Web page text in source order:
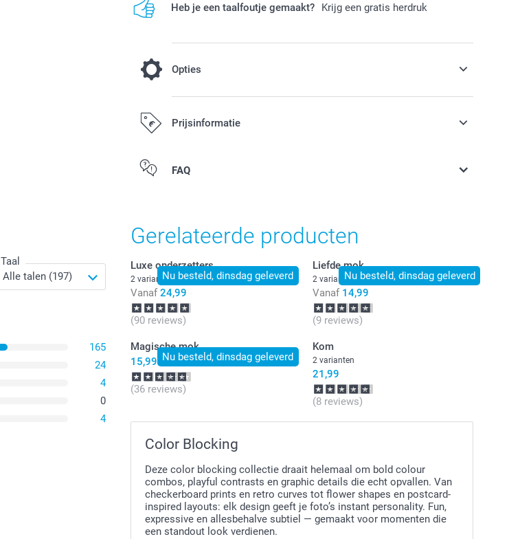
Heb je een taalfoutje gemaakt? Krijg een gratis herdruk
Opties
Tover je mok om in een magische kerstmok
Prijsinformatie
Alle prijzen zijn in EURO (€) inclusief BTW en exclusief verzendkosten.
FAQ
Taal
165
24
4
0
4
Gerelateerde producten
Nu besteld, dinsdag geleverd
Luxe onderzetters
2 varianten
Vanaf 24,99
(90 reviews)
Nu besteld, dinsdag geleverd
Liefde mok
2 varianten
Vanaf 14,99
(9 reviews)
Nu besteld, dinsdag geleverd
Magische mok
15,99
(36 reviews)
Kom
2 varianten
21,99
(8 reviews)
Color Blocking
Deze color blocking collectie draait helemaal om bold colour
combos, playful contrasts en graphic details die echt opvallen. Van
checkerboard prints en retro curves tot flower shapes en postcard-
inspired layouts: elk design geeft je foto’s instant personality. Fun,
expressive en allesbehalve subtiel — gemaakt voor momenten die
een standout look verdienen.